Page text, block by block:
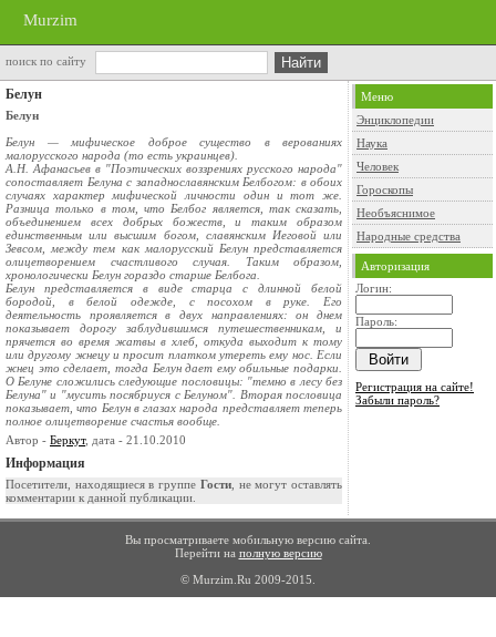
Murzim
поиск по сайту
Белун
Белун
Белун — мифическое доброе существо в верованиях
малорусского народа (то есть украинцев).
А.Н. Афанасьев в "Поэтических воззрениях русского народа"
сопоставляет Белуна с западнославянским Белбогом: в обоих
случаях характер мифической личности один и тот же.
Разница только в том, что Белбог является, так сказать,
объединением всех добрых божеств, и таким образом
единственным или высшим богом, славянским Иеговой или
Зевсом, между тем как малорусский Белун представляется
олицетворением счастливого случая. Таким образом,
хронологически Белун гораздо старше Белбога.
Белун представляется в виде старца с длинной белой
бородой, в белой одежде, с посохом в руке. Его
деятельность проявляется в двух направлениях: он днем
показывает дорогу заблудившимся путешественникам, и
прячется во время жатвы в хлеб, откуда выходит к тому
или другому жнецу и просит платком утереть ему нос. Если
жнец это сделает, тогда Белун дает ему обильные подарки.
О Белуне сложились следующие пословицы: "темно в лесу без
Белуна" и "мусить посябриуся с Белуном". Вторая пословица
показывает, что Белун в глазах народа представляет теперь
полное олицетворение счастья вообще.
Автор - Беркут, дата - 21.10.2010
Информация
Посетители, находящиеся в группе Гости, не могут оставлять
комментарии к данной публикации.
Меню
Энциклопедии
Наука
Человек
Гороскопы
Необъяснимое
Народные средства
Авторизация
Логин:
Пароль:
Регистрация на сайте!
Забыли пароль?
Вы просматриваете мобильную версию сайта.
Перейти на полную версию
© Murzim.Ru 2009-2015.